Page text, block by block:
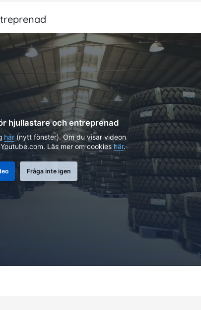
hjullastare och entreprenad
här(nytt fönster). Om du visar videon
Läs mer om cookieshär.
Fråga inte igen